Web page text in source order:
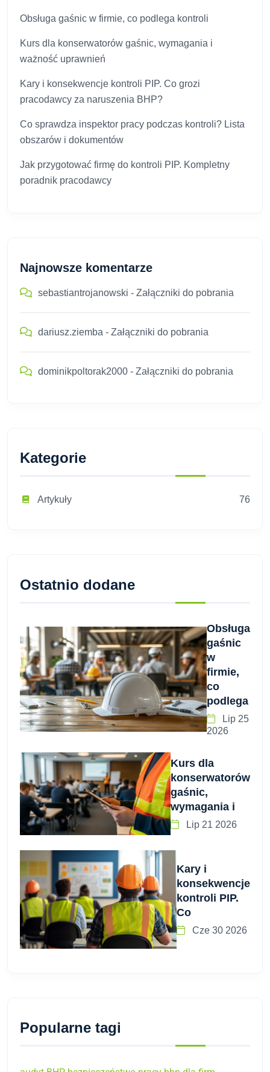
Obsługa gaśnic w firmie, co podlega kontroli
Kurs dla konserwatorów gaśnic, wymagania i
ważność uprawnień
Kary i konsekwencje kontroli PIP. Co grozi
pracodawcy za naruszenia BHP?
Co sprawdza inspektor pracy podczas kontroli? Lista
obszarów i dokumentów
Jak przygotować firmę do kontroli PIP. Kompletny
poradnik pracodawcy
Najnowsze komentarze
sebastiantrojanowski - Załączniki do pobrania
dariusz.ziemba - Załączniki do pobrania
dominikpoltorak2000 - Załączniki do pobrania
Kategorie
Artykuły 76
Ostatnio dodane
Obsługa
gaśnic
w
firmie,
co
podlega
Lip 25
2026
Kurs dla
konserwatorów
gaśnic,
wymagania i
Lip 21 2026
Kary i
konsekwencje
kontroli PIP.
Co
Cze 30 2026
Popularne tagi